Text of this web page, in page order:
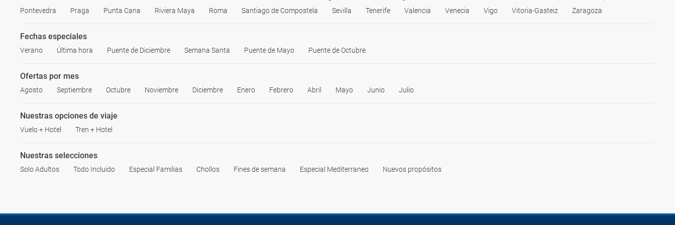
Pontevedra
Praga Punta Cana Riviera Maya Roma Santiago de Compostela Sevilla Tenerife Valencia Venecia Vigo Vitoria-Gasteiz Zaragoza
Fechas especiales
Verano Última hora Puente de Diciembre Semana Santa Puente de Mayo Puente de Octubre
Ofertas por mes
Agosto Septiembre Octubre Noviembre Diciembre Enero Febrero Abril Mayo Junio Julio
Nuestras opciones de viaje
Vuelo + Hotel Tren + Hotel
Nuestras selecciones
Solo Adultos Todo Incluido Especial Familias Chollos Fines de semana Especial Mediterraneo Nuevos propósitos